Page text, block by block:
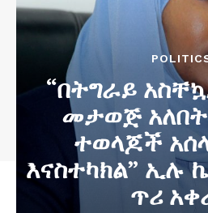
“በትግራይ
መታወጅ
ተወላጆች
እናስተካክል” ኢሉ
ጥሪ